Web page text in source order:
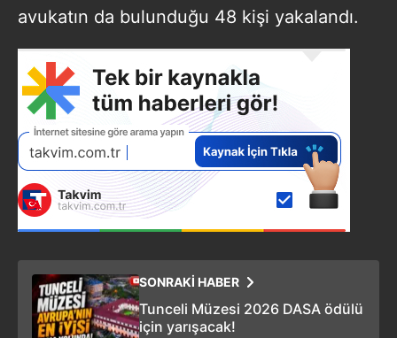
avukatın da bulunduğu 48 kişi yakalandı.
SONRAKİ HABER
Tunceli Müzesi 2026 DASA ödülü
için yarışacak!